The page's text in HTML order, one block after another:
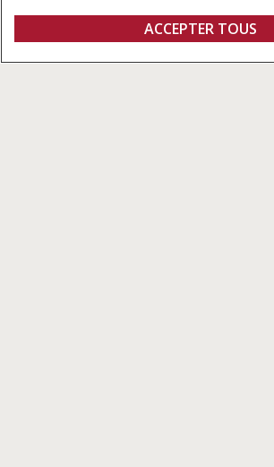
Configurer Demander un devis
Trouver un
Presses à balles rondes à chambre variable RB 456/466
Aperçu Caractéristiques Brochures
ACCEPTER TOUS